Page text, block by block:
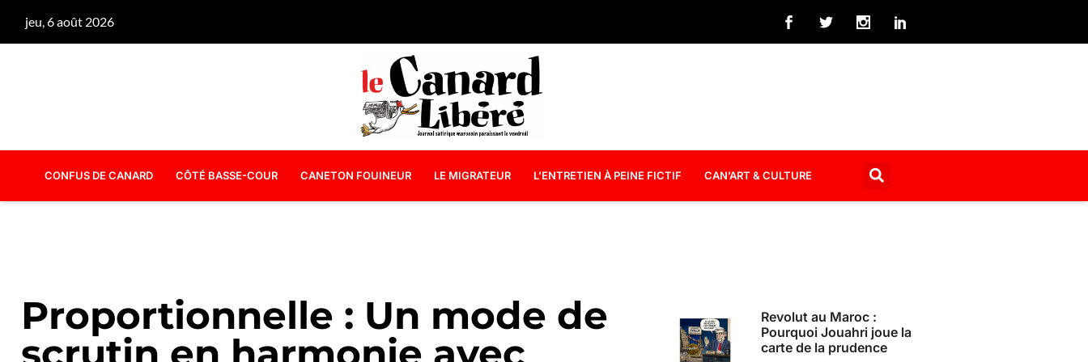
jeu, 6 août 2026
CONFUS DE CANARD CÔTÉ BASSE-COUR CANETON FOUINEUR LE MIGRATEUR L’ENTRETIEN À PEINE FICTIF CAN’ART & CULTURE
Proportionnelle : Un mode de
Revolut au Maroc :
Pourquoi Jouahri joue la
carte de la prudence